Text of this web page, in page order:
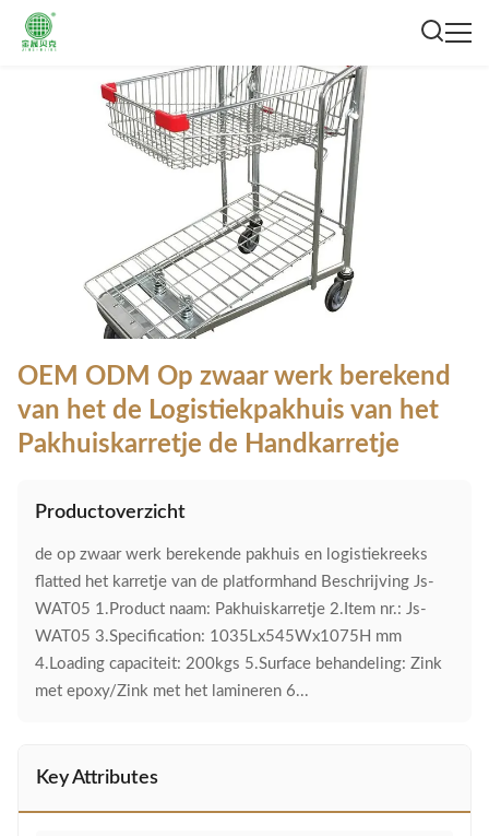
OEM ODM Op zwaar werk berekend
van het de Logistiekpakhuis van het
Pakhuiskarretje de Handkarretje
Productoverzicht
de op zwaar werk berekende pakhuis en logistiekreeks
flatted het karretje van de platformhand Beschrijving Js-
WAT05 1.Product naam: Pakhuiskarretje 2.Item nr.: Js-
WAT05 3.Specification: 1035Lx545Wx1075H mm
4.Loading capaciteit: 200kgs 5.Surface behandeling: Zink
met epoxy/Zink met het lamineren 6...
Key Attributes